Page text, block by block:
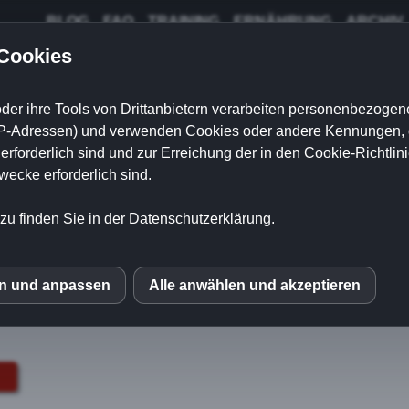
BLOG FAQ TRAINING ERNÄHRUNG ARCHIV
verlängert die Telomere
tatsächlich im spannenden Zentrum zwischen
Hier kommt der Überblick:
in Hochform durch Krafttraining
die Muskulatur auf Kraft, werden Muskulatur und
ihre Tools von Drittanbietern verarbeiten
Adressen) und verwenden Cookies oder andere Kennungen,
sind und zur Erreichung der in den Cookie-
erforderlich sind.
finden Sie in der Datenschutzerklärung.
und anpassen Alle anwählen und akzeptieren